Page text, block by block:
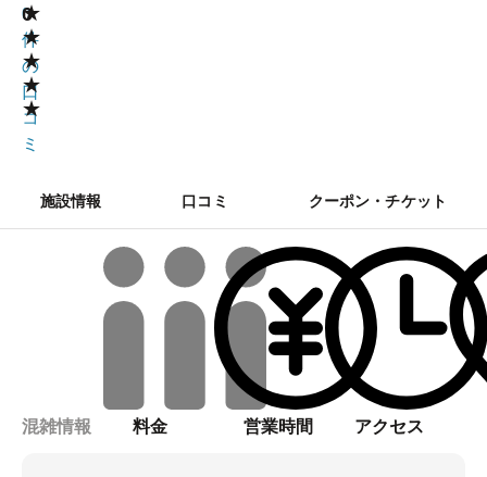
★
★
★
★
★
0
0
件
の
口
コ
ミ
施設情報 口コミ クーポン・チケット
混雑情報 料金 営業時間 アクセス